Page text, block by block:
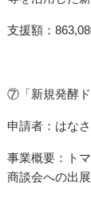
支援額：
⑦「新規発酵ド
申請者：はな
事業概要：ト
商談会への出展